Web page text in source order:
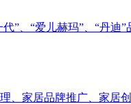
”、“爱儿赫玛”、“丹迪
家居品牌推广、家居